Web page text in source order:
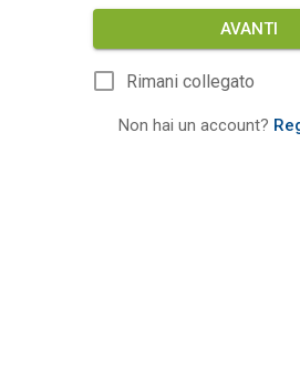
AVANTI
Rimani collegato
Non hai un account?